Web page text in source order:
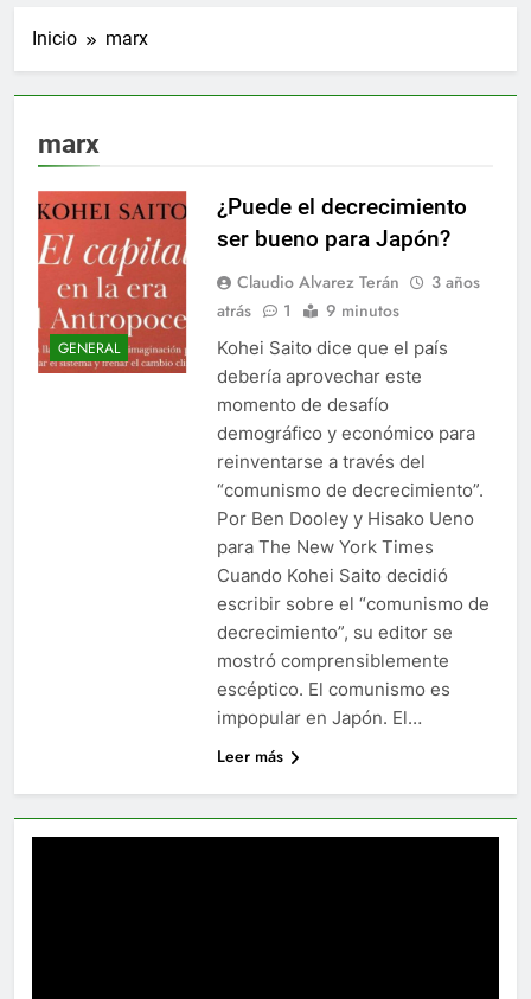
Inicio marx
marx
GENERAL
¿Puede el decrecimiento
ser bueno para Japón?
Claudio Alvarez Terán
3 años
atrás
1 9 minutos
Kohei Saito dice que el país
debería aprovechar este
momento de desafío
demográfico y económico para
reinventarse a través del
“comunismo de decrecimiento”.
Por Ben Dooley y Hisako Ueno
para The New York Times
Cuando Kohei Saito decidió
escribir sobre el “comunismo de
decrecimiento”, su editor se
mostró comprensiblemente
escéptico. El comunismo es
impopular en Japón. El…
Leer más